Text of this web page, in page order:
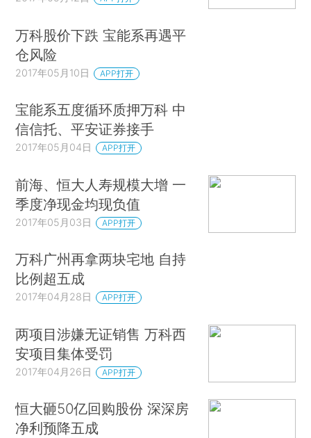
万科股价下跌 宝能系再遇平
仓风险
2017年05月10日 APP打开
宝能系五度循环质押万科 中
信信托、平安证券接手
2017年05月04日 APP打开
前海、恒大人寿规模大增 一
季度净现金均现负值
2017年05月03日 APP打开
万科广州再拿两块宅地 自持
比例超五成
2017年04月28日 APP打开
两项目涉嫌无证销售 万科西
安项目集体受罚
2017年04月26日 APP打开
恒大砸50亿回购股份 深深房
净利预降五成